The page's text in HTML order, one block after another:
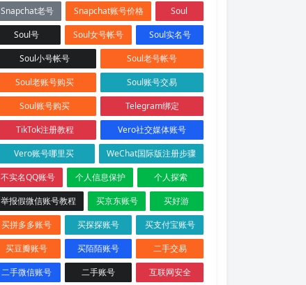
Snapchat老号
Snapchat账号价格
Soul
Soul号
Soul女号帐号
Soul实名号
Soul小号帐号
Soul老号帐号
Soul老账号购买
Soul账号交易
Soul账号购买
Telegram绑定
TikTok注册教程
Vero社交媒体账号
Vero账号哪里买
WeChat国际版注册步骤
不实名QQ账号
个人信息保护
个人探索
举报假微信账号教程
买京东账号
买好游
买拼多多账号
买探探账号
买支付宝账号
买豆瓣账号
买陌陌账号
二手交易
二手微信账号
二手账号 互联网安全